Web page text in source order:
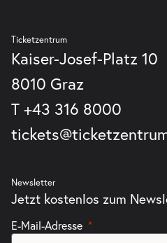
Ticketzentrum
Kaiser-Josef-Platz 10
8010 Graz
T +43 316 8000
Newsletter
Jetzt kostenlos zum
E-Mail-Adresse